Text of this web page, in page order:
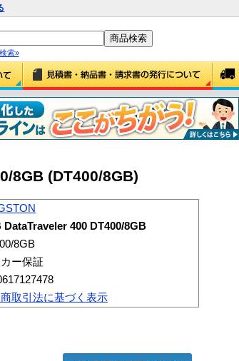
索»
8GB (DT400/8GB)
DataTraveler 400 DT400/8GB
8GB
カー保証
取引法に基づく表示